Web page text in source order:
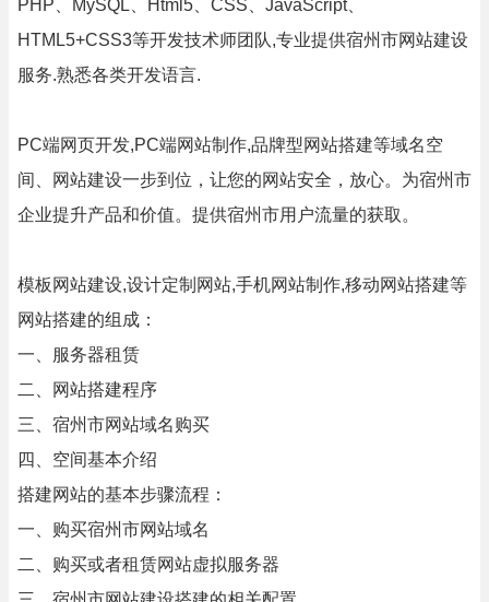
PHP、MySQL、Html5、CSS、JavaScript、
HTML5+CSS3等开发技术师团队,专业提供宿州市网站建设
服务.熟悉各类开发语言.
PC端网页开发,PC端网站制作,品牌型网站搭建等域名空
间、网站建设一步到位，让您的网站安全，放心。为宿州市
企业提升产品和价值。提供宿州市用户流量的获取。
模板网站建设,设计定制网站,手机网站制作,移动网站搭建等
网站搭建的组成：
一、服务器租赁
二、网站搭建程序
三、宿州市网站域名购买
四、空间基本介绍
搭建网站的基本步骤流程：
一、购买宿州市网站域名
二、购买或者租赁网站虚拟服务器